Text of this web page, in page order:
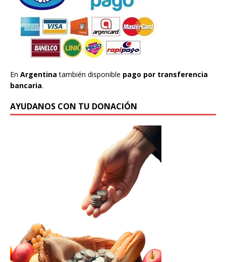
En Argentina también disponible pago por transferencia
bancaria.
AYUDANOS CON TU DONACIÓN